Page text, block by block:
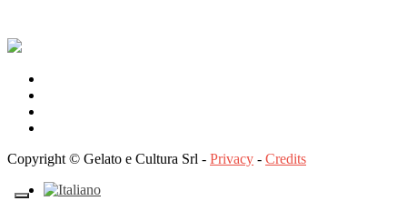
Copyright © Gelato e Cultura Srl - Privacy - Credits